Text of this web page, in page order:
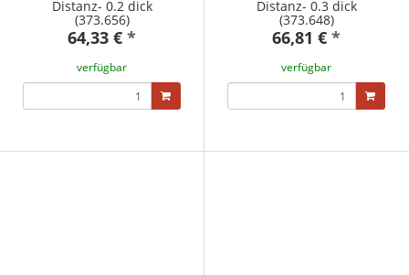
Distanz- 0.2 dick
(373.656)
64,33 € *
verfügbar
Distanz- 0.3 dick
(373.648)
66,81 € *
verfügbar